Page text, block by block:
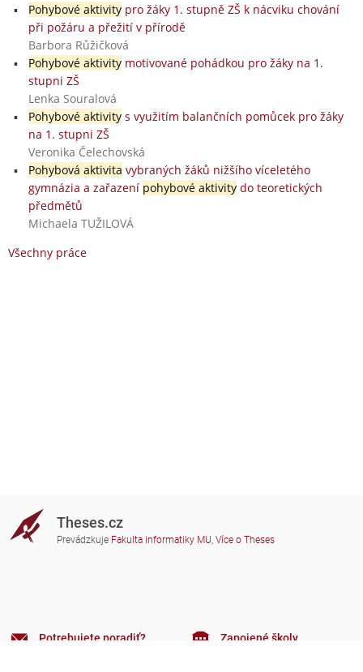
Pohybové aktivitypro žáky 1. stupně ZŠ k nácviku chování
při požáru a přežití v přírodě
Barbora Růžičková
Pohybové aktivitymotivované pohádkou pro žáky na 1.
stupni ZŠ
Lenka Souralová
Pohybové aktivitys využitím balančních pomůcek pro žáky
na 1. stupni ZŠ
Veronika Čelechovská
Pohybová aktivita vybraných žáků nižšího víceletého
gymnázia a zařazení pohybové aktivitydo teoretických
předmětů
Michaela TUŽILOVÁ
Všechny práce
Theses.cz
Prevádzkuje Fakulta informatiky MU, Více o Theses
Potrebujete poradiť? Zapojené školy